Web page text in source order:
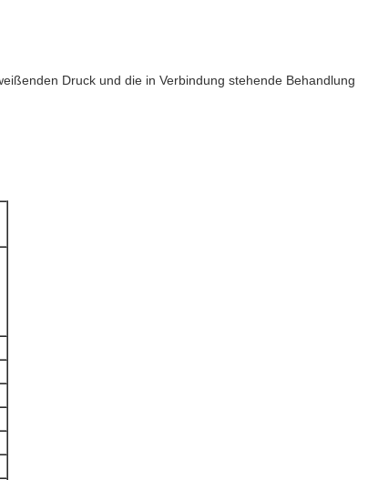
Druck und die in Verbindung stehende Behandlung